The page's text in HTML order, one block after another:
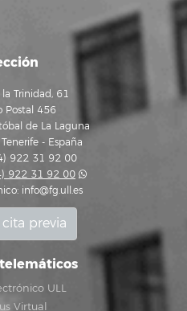
Trinidad, 61
Postal 456
de La Laguna
- España
922 31 92 00
922 31 92 00
info@fg.ull.es
previa
ULL
Virtual